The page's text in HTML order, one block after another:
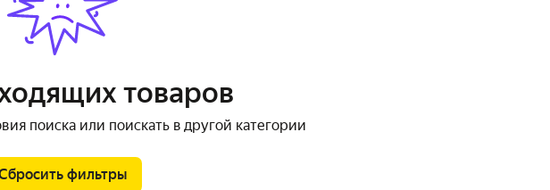
товаров
поиска или поискать в другой категории
фильтры